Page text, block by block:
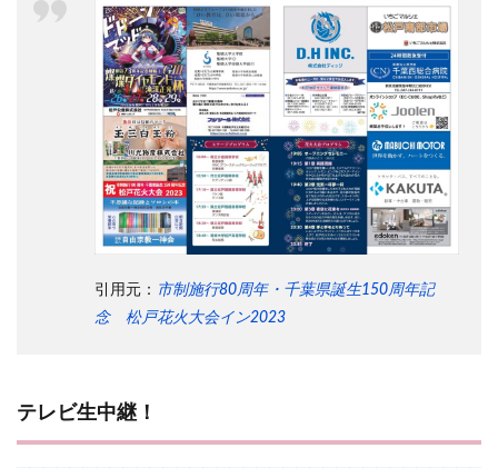
引用元： 市制施行80周年・千葉県誕生150周年記
念 松戸花火大会イン2023
テレビ生中継！